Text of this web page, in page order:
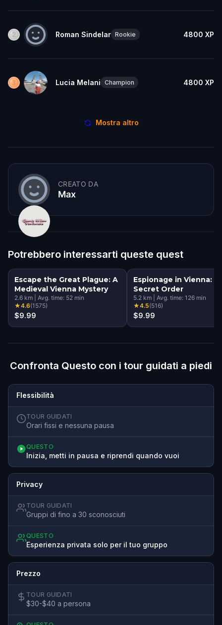
Roman Sindelar Rookie 4800 XP
Lucia Melani Champion 4800 XP
Mostra altro
CREATO DA
Max
Potrebbero interessarti queste quest
Escape the Great Plague: A
Medieval Vienna Mystery
2.6 km Avg. time: 52 min
★4.6(1575)
$9.99
Espionage in Vienna:
Secret Order
5.2 km Avg. time: 126 min
★4.5(516)
$9.99
Confronta Questo con i tour guidati a piedi
Flessibilità
TOUR GUIDATI
Orari fissi e nessuna pausa
QUESTO
Inizia, metti in pausa e riprendi quando vuoi
Privacy
TOUR GUIDATI
Gruppi di fino a 30 sconosciuti
QUESTO
Esperienza privata solo per il tuo gruppo
Prezzo
TOUR GUIDATI
$30-$40 a persona